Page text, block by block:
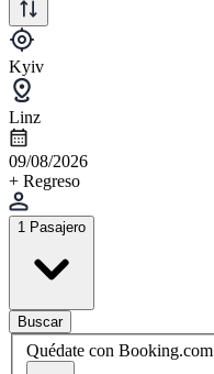
Kyiv
Linz
09/08/2026
+ Regreso
1 Pasajero
Buscar
Quédate con Booking.com